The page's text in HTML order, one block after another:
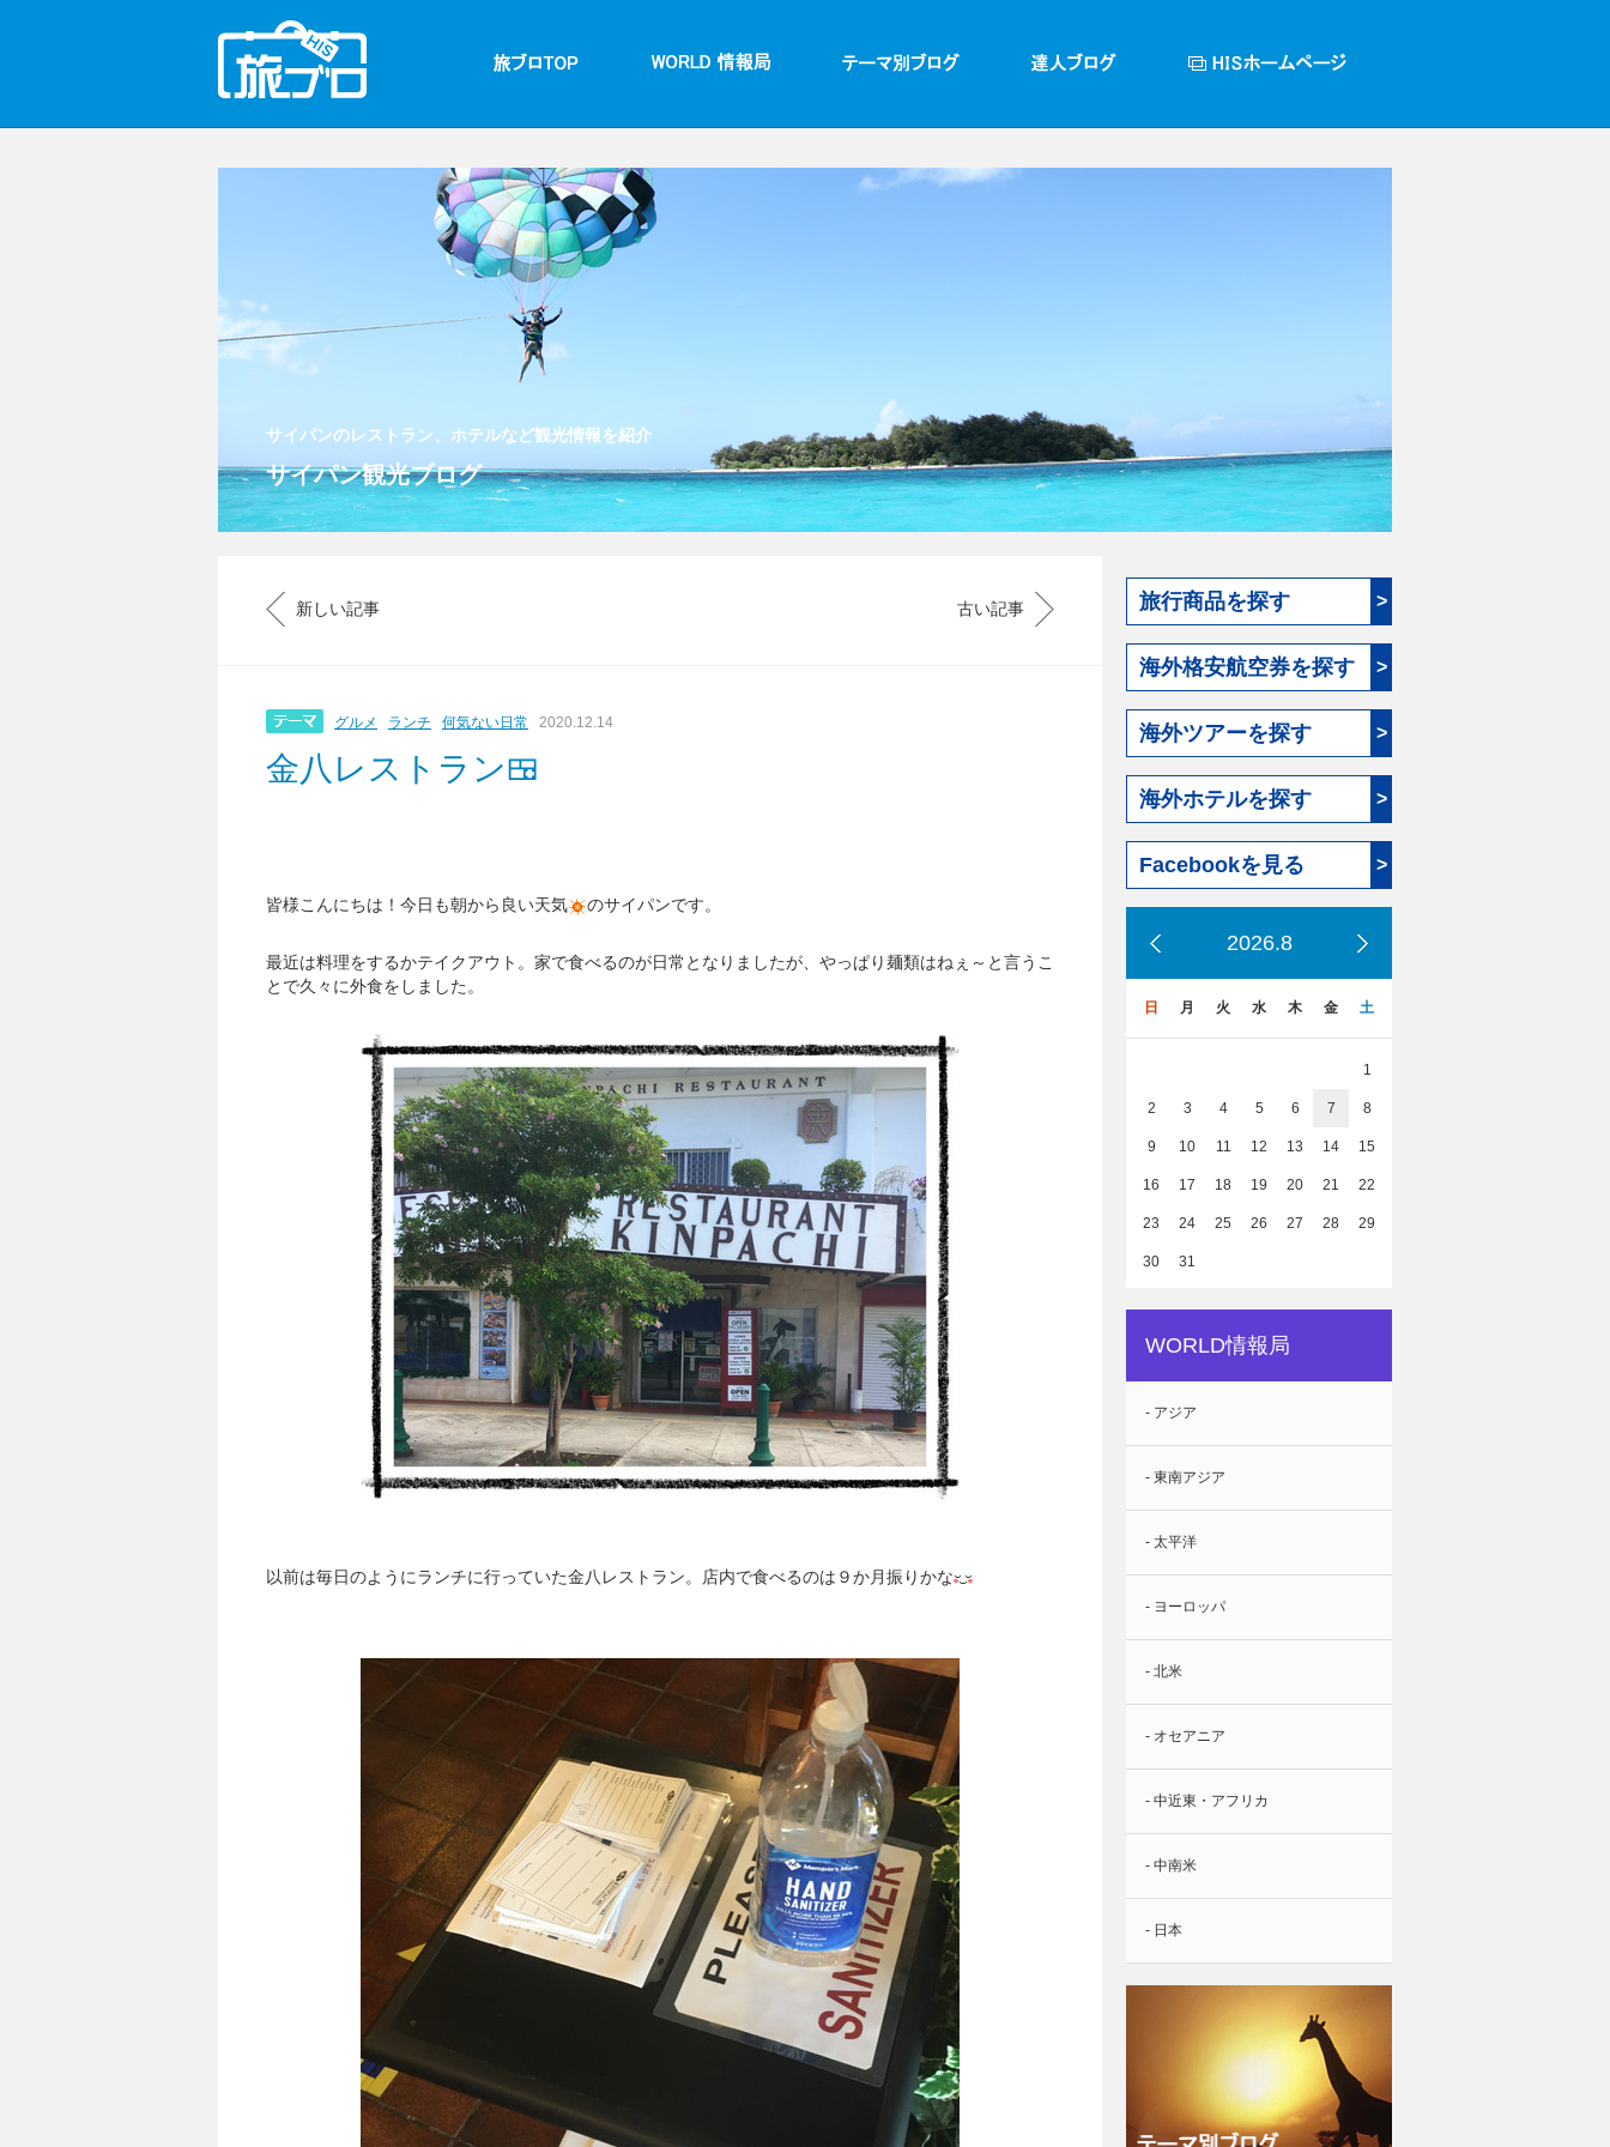
サイパンのレストラン、ホテルなど観光情報を紹介
サイパン観光ブログ
新しい記事 古い記事
グルメ ランチ 何気ない日常 2020.12.14
金八レストラン🍱
皆様こんにちは！今日も朝から良い天気 のサイパンです。
最近は料理をするかテイクアウト。家で食べるのが日常となりましたが、やっぱり麺類はねぇ～と言うこ
とで久々に外食をしました。
以前は毎日のようにランチに行っていた金八レストラン。店内で食べるのは９か月振りかな
旅行商品を探す >
海外格安航空券を探す >
海外ツアーを探す >
海外ホテルを探す >
Facebookを見る >
2026.8
日 月 火 水 木 金 土
1
2 3 4 5 6 7 8
9 10 11 12 13 14 15
16 17 18 19 20 21 22
23 24 25 26 27 28 29
30 31
WORLD情報局
- アジア
- 東南アジア
- 太平洋
- ヨーロッパ
- 北米
- オセアニア
- 中近東・アフリカ
- 中南米
- 日本